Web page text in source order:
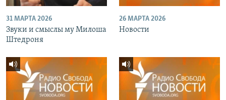
31 МАРТА 2026
Звуки и смыслы му Милоша
Штедроня
26 МАРТА 2026
Новости